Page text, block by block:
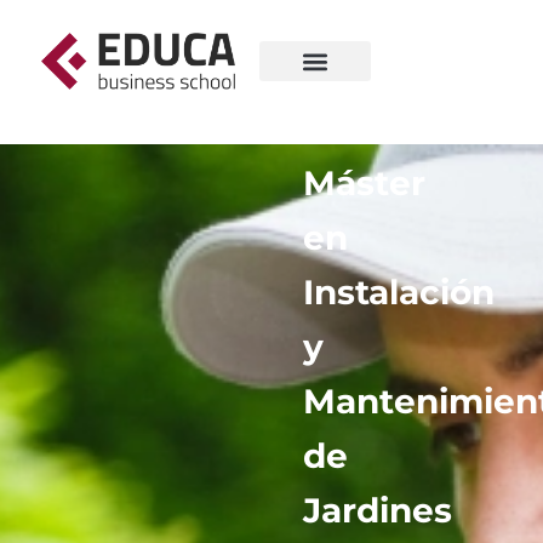
Máster
en
Instalación
y
de
Jardines